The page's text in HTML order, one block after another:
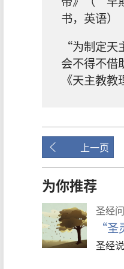
书，英语）
“为制定天
会不得不
《天主教教
上一页
为你推荐
圣经
“圣
圣经